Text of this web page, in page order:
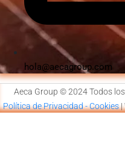
hola@aecagroup.com
Aeca Group © 2024 Todos
Política de Privacidad - Cookies|